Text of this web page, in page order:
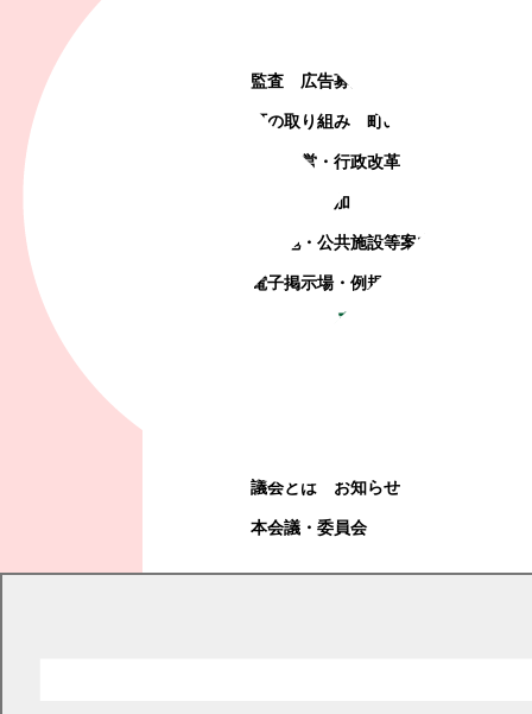
監査 広告募集
町の取り組み
町の概要
町政運営・行政改革
町政への参加
観光地・公共施設等案内
電子掲示場・例規集
議会とは
お知らせ
本会議・委員会